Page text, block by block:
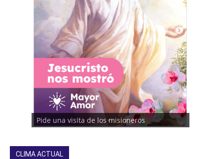
Pide una visita de los misioneros
CLIMA ACTUAL